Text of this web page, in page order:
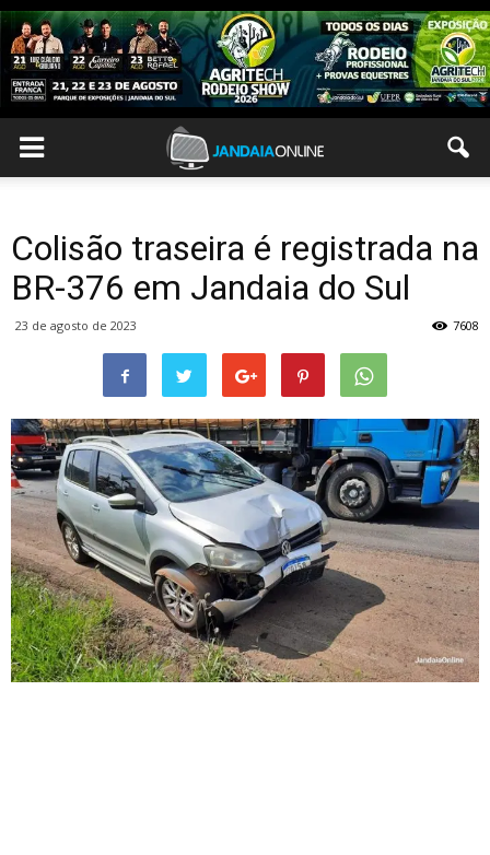
Colisão traseira é registrada na
BR-376 em Jandaia do Sul
23 de agosto de 2023 7608